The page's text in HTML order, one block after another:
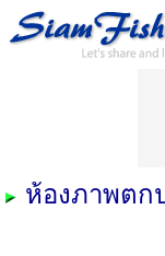
ห้องภาพตก